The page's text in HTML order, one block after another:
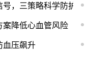
，三策略科学防护
降低心血管风险
血压飙升